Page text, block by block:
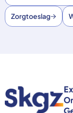
Zorgtoeslag